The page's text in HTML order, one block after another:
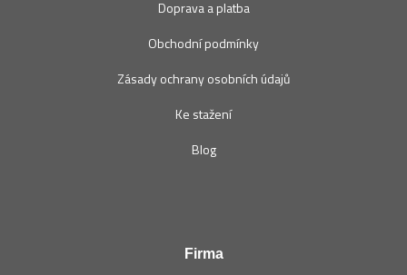
Doprava a platba
Obchodní podmínky
Zásady ochrany osobních údajů
Ke stažení
Blog
Firma